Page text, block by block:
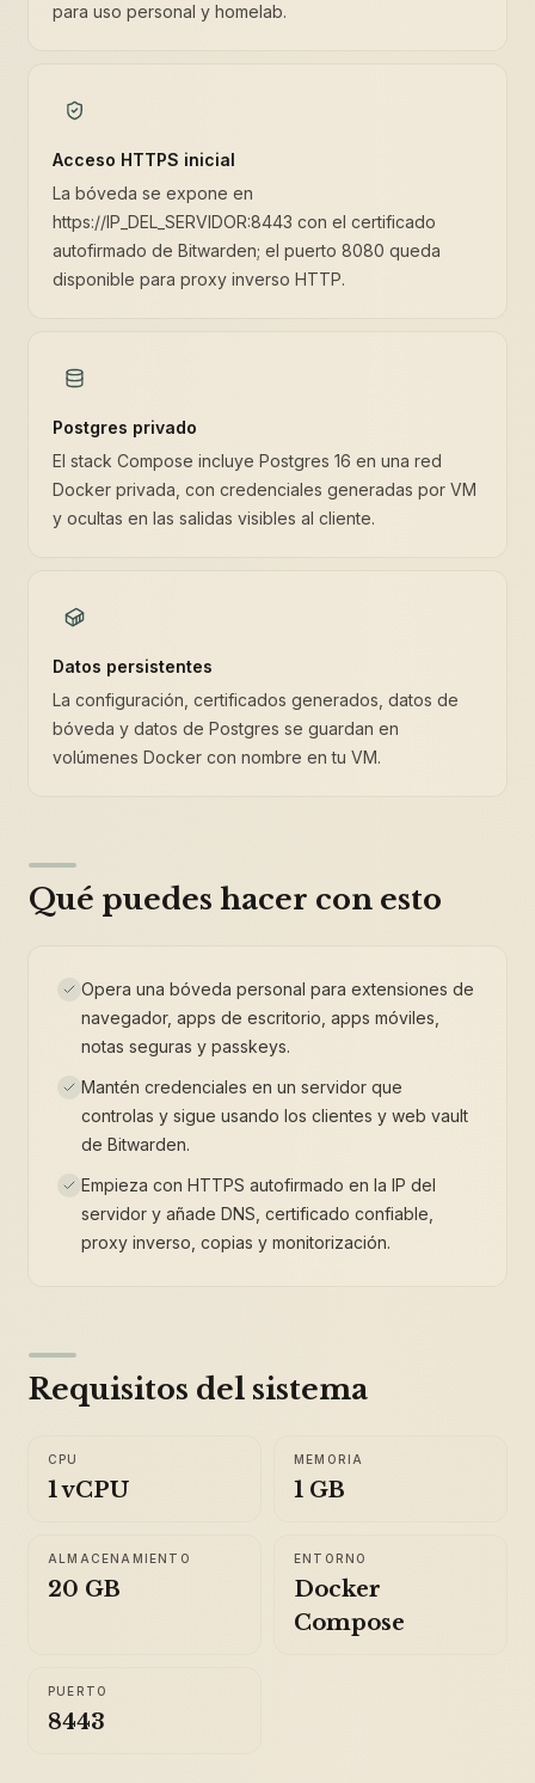
para uso personal y homelab.
Acceso HTTPS inicial
La bóveda se expone en
https://IP_DEL_SERVIDOR:8443 con el certificado
autofirmado de Bitwarden; el puerto 8080 queda
disponible para proxy inverso HTTP.
Postgres privado
El stack Compose incluye Postgres 16 en una red
Docker privada, con credenciales generadas por VM
y ocultas en las salidas visibles al cliente.
Datos persistentes
La configuración, certificados generados, datos de
bóveda y datos de Postgres se guardan en
volúmenes Docker con nombre en tu VM.
Qué puedes hacer con esto
Opera una bóveda personal para extensiones de
navegador, apps de escritorio, apps móviles,
notas seguras y passkeys.
Mantén credenciales en un servidor que
controlas y sigue usando los clientes y web vault
de Bitwarden.
Empieza con HTTPS autofirmado en la IP del
servidor y añade DNS, certificado confiable,
proxy inverso, copias y monitorización.
Requisitos del sistema
CPU
1 vCPU
MEMORIA
1 GB
ALMACENAMIENTO
20 GB
ENTORNO
Docker
Compose
PUERTO
8443